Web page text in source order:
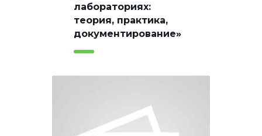
лабораториях:
теория, практика,
документирование»